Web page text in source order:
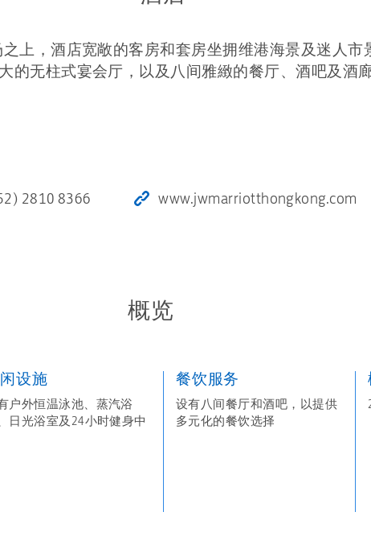
上，酒店宽敞的客房和套房坐拥维港海景及迷人市
的无柱式宴会厅，以及八间雅緻的餐厅、酒吧及酒
2810 8366 www.jwmarriotthongkong.com
概览
设施
户外恒温泳池、蒸汽浴
日光浴室及24小时健身中
餐饮服务
设有八间餐厅和酒吧，以提供
多元化的餐饮选择